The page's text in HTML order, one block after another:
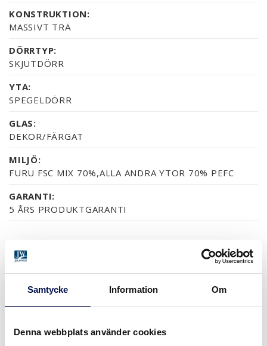
Samtycke Information Om
Denna webbplats använder cookies
KONSTRUKTION:
MASSIVT TRÄ
DÖRRTYP:
SKJUTDÖRR
YTA:
SPEGELDÖRR
GLAS:
DEKOR/FÄRGAT
MILJÖ:
FURU FSC MIX 70%,ALLA ANDRA YTOR 70% PEFC
GARANTI:
5 ÅRS PRODUKTGARANTI
YTOR (7)